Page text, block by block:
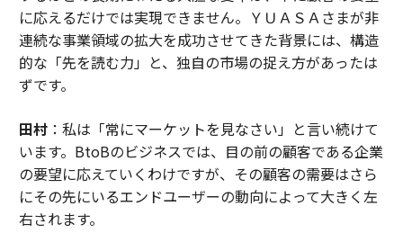
に応えるだけでは実現できません。ＹＵＡＳＡさまが非
連続な事業領域の拡大を成功させてきた背景には、構造
的な「先を読む力」と、独自の市場の捉え方があったは
ずです。
田村：私は「常にマーケットを見なさい」と言い続けて
います。BtoBのビジネスでは、目の前の顧客である企業
の要望に応えていくわけですが、その顧客の需要はさら
にその先にいるエンドユーザーの動向によって大きく左
右されます。